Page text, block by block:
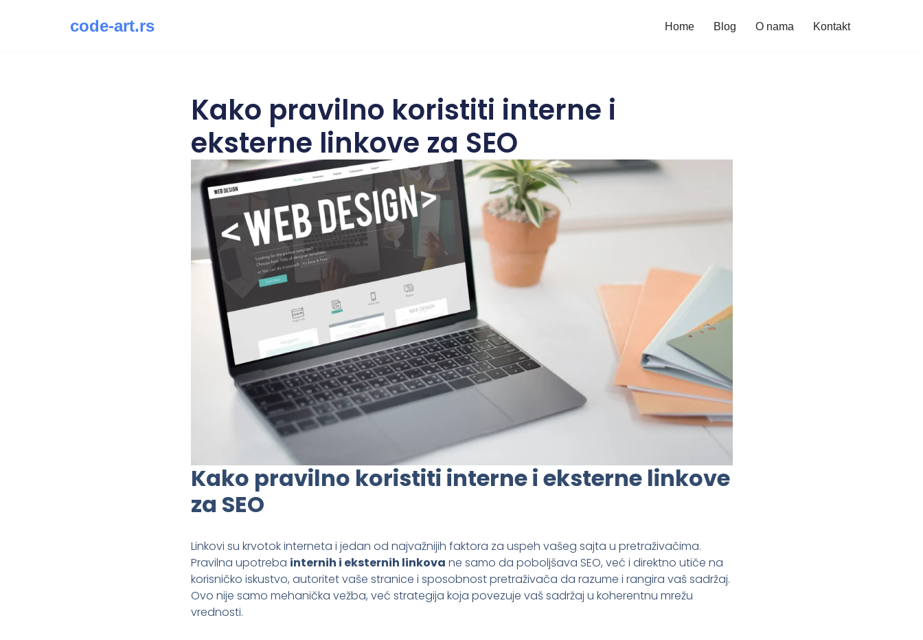
code-art.rs Home Blog O nama Kontakt
Kako pravilno koristiti interne i
eksterne linkove za SEO
Kako pravilno koristiti interne i eksterne linkove
za SEO
Linkovi su krvotok interneta i jedan od najvažnijih faktora za uspeh vašeg sajta u pretraživačima.
Pravilna upotreba internih i eksternih linkova ne samo da poboljšava SEO, već i direktno utiče na
korisničko iskustvo, autoritet vaše stranice i sposobnost pretraživača da razume i rangira vaš sadržaj.
Ovo nije samo mehanička vežba, već strategija koja povezuje vaš sadržaj u koherentnu mrežu
vrednosti.